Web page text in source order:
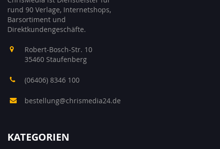
rund 90 Verlage, Internetshops,
Barsortiment und
Direktkundengeschäfte.
Robert-Bosch-Str. 10
35460 Staufenberg
(06406) 8346 100
bestellung@chrismedia24.de
KATEGORIEN